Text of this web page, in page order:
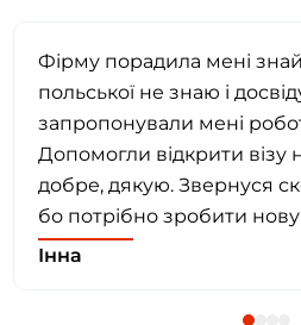
Фірму порадила мені
польської не знаю і
запропонували мені
Допомогли відкрити візу
добре, дякую. Звернуся
бо потрібно зробити нову
Інна